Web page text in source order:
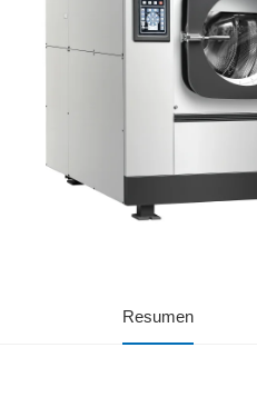
Resumen